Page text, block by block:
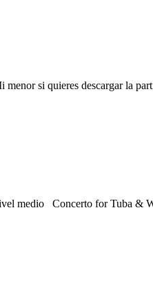
si quieres descargar la
medio Concerto for Tuba